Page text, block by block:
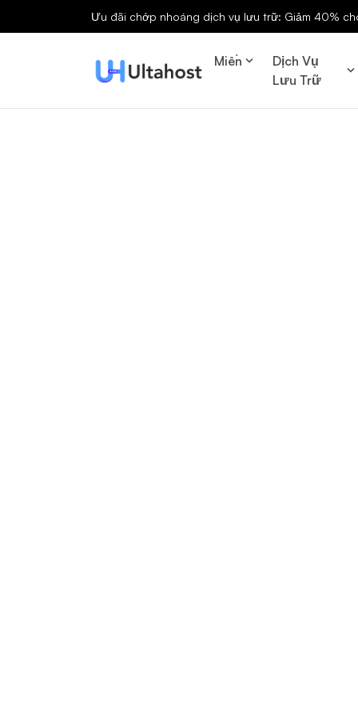
Ưu đãi chớp nhoáng dịch vụ lưu trữ: Giảm 40%
Miền
Dịch Vụ
Lưu Trữ